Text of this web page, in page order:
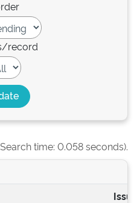
record
time: 0.058 seconds).